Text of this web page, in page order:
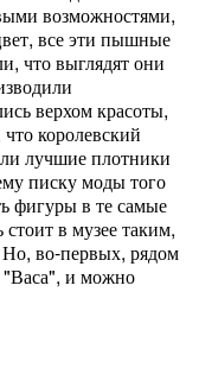
возможностями,
все эти пышные
что выглядят они
верхом красоты,
что королевский
лучшие плотники
писку моды того
фигуры в те самые
в музее таким,
Но, во-первых, рядом
"Васа", и можно